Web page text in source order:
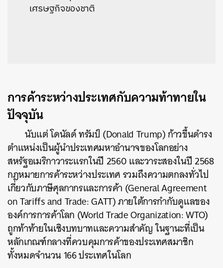
เศรษฐกิจของชาติ
การค้าระหว่างประเทศกับความท้าทายใน
ปัจจุบัน
นับแต่ โดนัลด์ ทรัมป์ (Donald Trump) ก้าวขึ้นดำรง
ตำแหน่งเป็นผู้นำประเทศมหาอำนาจของโลกอย่าง
สหรัฐอเมริกาวาระแรกในปี 2560 และวาระสองในปี 2568
กฎหมายการค้าระหว่างประเทศ รวมถึงความตกลงทั่วไป
เกี่ยวกับภาษีศุลกากรและการค้า (General Agreement
on Tariffs and Trade: GATT) ภายใต้การกำกับดูแลของ
องค์การการค้าโลก (World Trade Organization: WTO)
ถูกท้าท้ายในเชิงบทบาทและความสำคัญ ในฐานะที่เป็น
หลักเกณฑ์กลางที่ควบคุมการค้าของประเทศสมาชิก
ทั้งหมดจำนวน 166 ประเทศในโลก